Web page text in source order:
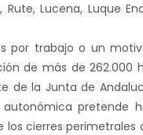
Lucena, Luque
por trabajo o un
de más de 262.000
de la Junta de
pretende
cierres